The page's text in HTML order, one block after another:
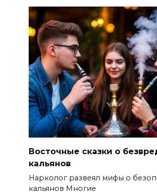
Восточные сказки о
кальянов
Нарколог развеял мифы о
кальянов Многие